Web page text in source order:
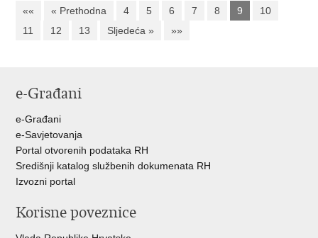
«« « Prethodna 4 5 6 7 8 9
10
11
12 13 Sljedeća » »»
e-Građani
e-Građani
e-Savjetovanja
Portal otvorenih podataka RH
Središnji katalog službenih dokumenata RH
Izvozni portal
Korisne poveznice